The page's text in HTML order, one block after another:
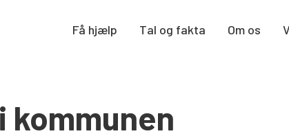
Få hjælp Tal og fakta Om os
kommunen